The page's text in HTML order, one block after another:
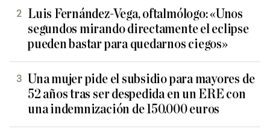
Luis Fernández-Vega, oftalmólogo: «Unos
segundos mirando directamente el eclipse
pueden bastar para quedarnos ciegos»
Una mujer pide el subsidio para mayores de
52 años tras ser despedida en un ERE con
una indemnización de 150.000 euros